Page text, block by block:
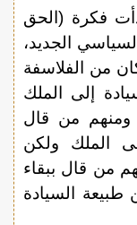
فكرة (الحق
الجديد،
من الفلاسفة
إلى الملك
من قال
الملك ولكن
من قال ببقاء
السيادة